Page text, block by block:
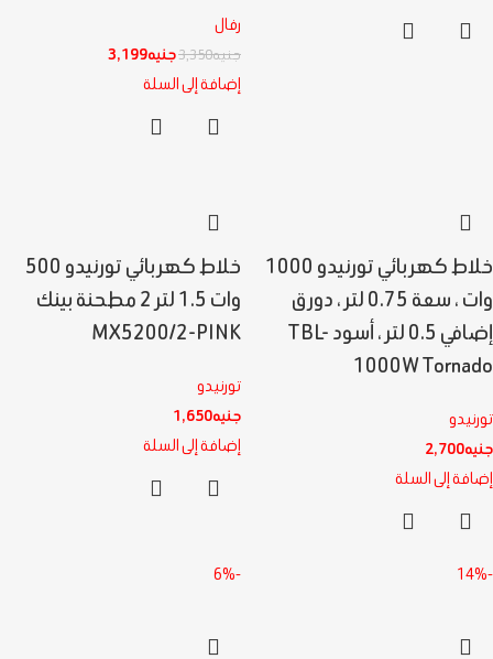
رفال
جنيه3,350جنيه3,199
إضافة إلى السلة
خلاط كهربائي تورنيدو 1000
وات ، سعة 0.75 لتر ، دورق
إضافي 0.5 لتر ، أسود TBL-
1000W Tornado
تورنيدو
جنيه2,700
إضافة إلى السلة
خلاط كهربائي تورنيدو 500
وات 1.5 لتر 2 مطحنة بينك
MX5200/2-PINK
تورنيدو
جنيه1,650
إضافة إلى السلة
-14%
-6%